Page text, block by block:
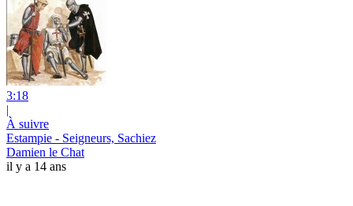
3:18
|
À suivre
Estampie - Seigneurs, Sachiez
Damien le Chat
il y a 14 ans